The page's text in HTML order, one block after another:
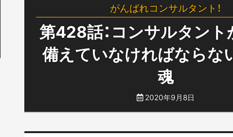
がんばれコンサルタント！
第428話：コンサルタント
備えていなければならな
魂
2020年9月8日